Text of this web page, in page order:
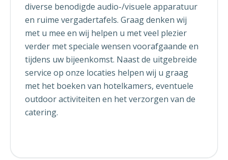
diverse benodigde audio-/visuele apparatuur
en ruime vergadertafels. Graag denken wij
met u mee en wij helpen u met veel plezier
verder met speciale wensen voorafgaande en
tijdens uw bijeenkomst. Naast de uitgebreide
service op onze locaties helpen wij u graag
met het boeken van hotelkamers, eventuele
outdoor activiteiten en het verzorgen van de
catering.